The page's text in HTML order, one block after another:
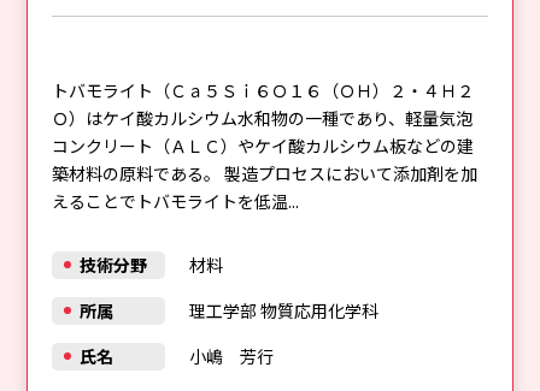
トバモライト（Ｃａ５Ｓｉ６Ｏ１６（ＯＨ）２・４Ｈ２
Ｏ）はケイ酸カルシウム水和物の一種であり、軽量気泡
コンクリート（ＡＬＣ）やケイ酸カルシウム板などの建
築材料の原料である。 製造プロセスにおいて添加剤を加
えることでトバモライトを低温...
技術分野
材料
所属
理工学部 物質応用化学科
氏名
小嶋 芳行